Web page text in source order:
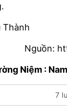
Thành
Nguồn:
Niệm :
7